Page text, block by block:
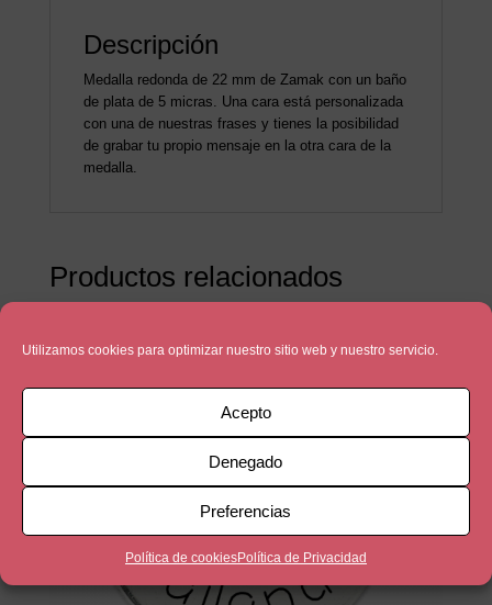
Utilizamos cookies para optimizar nuestro sitio web y nuestro servicio.
Acepto
Denegado
Preferencias
Política de cookiesPolítica de Privacidad
Descripción
Medalla redonda de 22 mm de Zamak con un baño
de plata de 5 micras. Una cara está personalizada
con una de nuestras frases y tienes la posibilidad
de grabar tu propio mensaje en la otra cara de la
medalla.
Productos relacionados